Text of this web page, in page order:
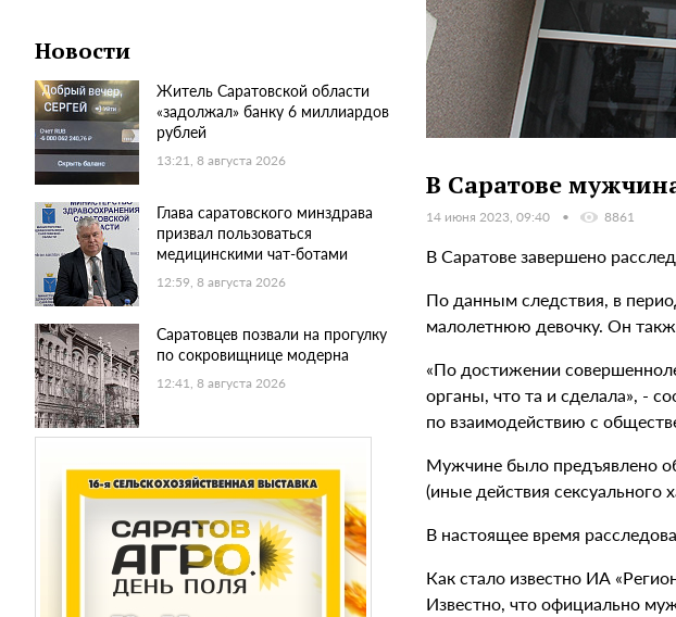
Новости
Житель Саратовской области
«задолжал» банку 6 миллиардов
рублей
13:21, 8 августа 2026
Глава саратовского минздрава
призвал пользоваться
медицинскими чат-ботами
12:59, 8 августа 2026
Саратовцев позвали на прогулку
по сокровищнице модерна
12:41, 8 августа 2026
В Саратове
14 июня 2023, 09:40 8861
В Саратове завершено
По данным следствия, в
малолетнюю девочку. Он
«По достижении
органы, что та и сделала», -
по взаимодействию с
Мужчине было предъявлено
(иные действия сексуального
В настоящее время
Как стало известно ИА
Известно, что официально